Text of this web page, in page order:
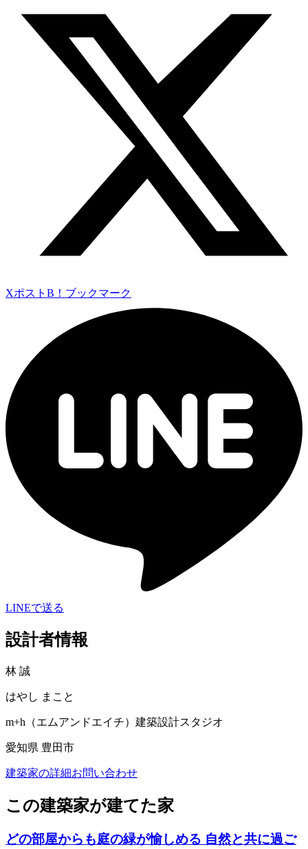
Xポスト B！ブックマーク
LINEで送る
設計者情報
林 誠
はやし まこと
m+h（エムアンドエイチ）建築設計スタジオ
愛知県 豊田市
建築家の詳細お問い合わせ
この建築家が建てた家
どの部屋からも庭の緑が愉しめる 自然と共に過ご